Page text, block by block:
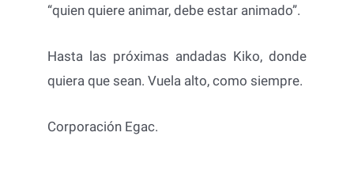
“quien quiere animar, debe estar animado”.
Hasta las próximas andadas Kiko, donde
quiera que sean. Vuela alto, como siempre.
Corporación Egac.